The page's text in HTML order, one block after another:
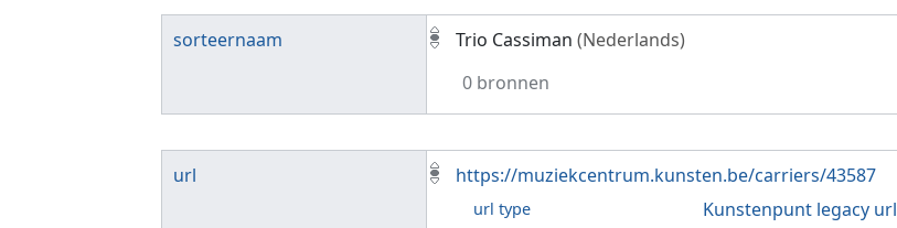
sorteernaam Trio Cassiman (Nederlands)
0 bronnen
url https://muziekcentrum.kunsten.be/carriers/43587
url type
Kunstenpunt legacy url